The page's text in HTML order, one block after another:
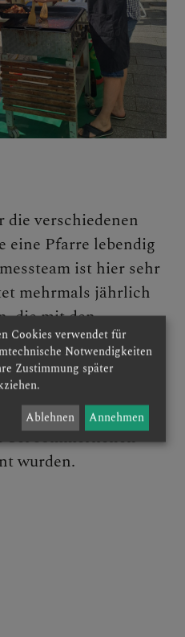
die verschiedenen
eine Pfarre lebendig
ist hier sehr
mehrmals jährlich
die mit den
werden.
Ministranten die
nach der Messe die
auf den
bei sommerlichen
wurden.
Cookies verwendet für
Notwendigkeiten
Zustimmung später
Ablehnen Annehmen